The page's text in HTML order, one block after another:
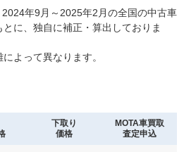
年9月～2025年2月の全国の中古車
に、独自に補正・算出しておりま
よって異なります。
下取り
価格
MOTA車買取
査定申込